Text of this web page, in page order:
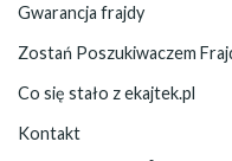
Gwarancja frajdy
Zostań Poszukiwaczem
Co się stało z ekajtek.pl
Kontakt